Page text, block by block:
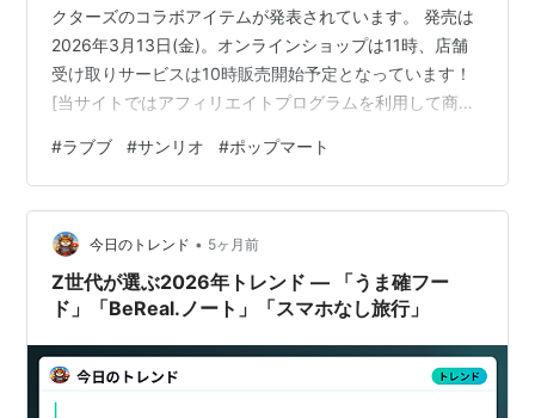
クターズのコラボアイテムが発表されています。 発売は
2026年3月13日(金)。オンラインショップは11時、店舗
受け取りサービスは10時販売開始予定となっています！
[当サイトではアフィリエイトプログラムを利用して商品
Characters ぬいぐるみペンダント ラインナップ THE
MONSTERS × HELLO KITTY ぬいぐるみ ポップマートは
Amazon・楽天・Yahooにも公式ショップを出店中！
Amazon 楽天市場 Yahoo！ショッピング bsfunf…
#ラブブ #サンリオ #ポップマート
今日のトレンド • 5ヶ月前
Z世代が選ぶ2026年トレンド ― 「うま確フー
ド」「BeReal.ノート」「スマホなし旅行」